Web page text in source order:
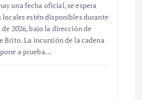
una fecha oficial, se espera
locales estén disponibles durante
2026, bajo la dirección de
Brito. La incursión de la cadena
a prueba…